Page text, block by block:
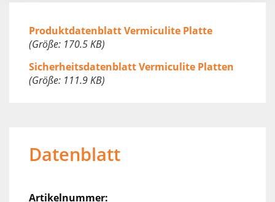
Produktdatenblatt Vermiculite Platte
(Größe: 170.5 KB)
Sicherheitsdatenblatt Vermiculite Platten
(Größe: 111.9 KB)
Datenblatt